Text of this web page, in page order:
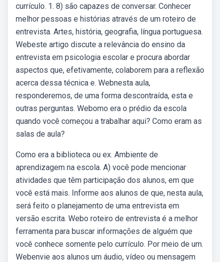
currículo. 1. 8) são capazes de conversar. Conhecer
melhor pessoas e histórias através de um roteiro de
entrevista. Artes, história, geografia, língua portuguesa.
Webeste artigo discute a relevância do ensino da
entrevista em psicologia escolar e procura abordar
aspectos que, efetivamente, colaborem para a reflexão
acerca dessa técnica e. Webnesta aula,
responderemos, de uma forma descontraída, esta e
outras perguntas. Webomo era o prédio da escola
quando você começou a trabalhar aqui? Como eram as
salas de aula?
Como era a biblioteca ou ex. Ambiente de
aprendizagem na escola. A) você pode mencionar
atividades que têm participação dos alunos, em que
você está mais. Informe aos alunos de que, nesta aula,
será feito o planejamento de uma entrevista em
versão escrita. Webo roteiro de entrevista é a melhor
ferramenta para buscar informações de alguém que
você conhece somente pelo currículo. Por meio de um.
Webenvie aos alunos um áudio, vídeo ou mensagem